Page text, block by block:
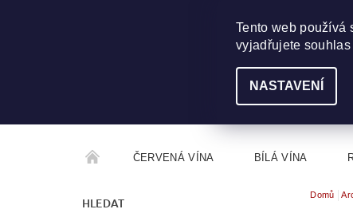
ČERVENÁ VÍNA BÍLÁ VÍNA
ROČNÍKOVÝ ALKOHOL ROZCESTNÍK VÍN
HLEDAT
Domů
Tento web používá
vyjadřujete
NASTAVENÍ